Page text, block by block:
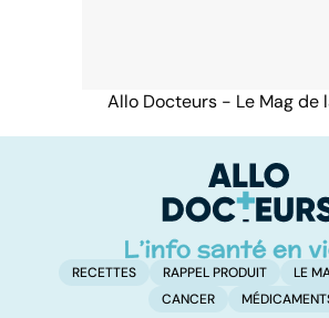
Allo Docteurs - Le Mag de
RECETTES RAPPEL PRODUIT
LE
CANCER